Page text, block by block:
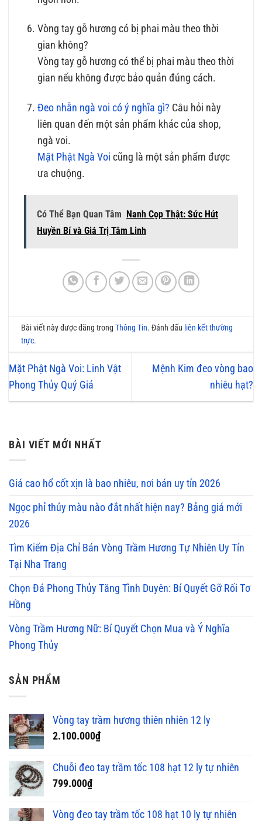
Vòng tay gỗ hương có bị phai màu theo thời
gian không?
Vòng tay gỗ hương có thể bị phai màu theo thời
gian nếu không được bảo quản đúng cách.
Đeo nhẫn ngà voi có ý nghĩa gì? Câu hỏi này
liên quan đến một sản phẩm khác của shop,
ngà voi.
Mặt Phật Ngà Voi cũng là một sản phẩm được
ưa chuộng.
Có Thể Bạn Quan Tâm Nanh Cọp Thật: Sức Hút
Huyền Bí và Giá Trị Tâm Linh
Bài viết này được đăng trongThông Tin. Đánh dấu liên kết thường
trực.
Mặt Phật Ngà Voi: Linh Vật
Phong Thủy Quý Giá
Mệnh Kim đeo vòng bao
nhiêu hạt?
BÀI VIẾT MỚI NHẤT
Giá cao hổ cốt xịn là bao nhiêu, nơi bán uy tín 2026
Ngọc phỉ thúy màu nào đắt nhất hiện nay? Bảng giá mới
2026
Tìm Kiếm Địa Chỉ Bán Vòng Trầm Hương Tự Nhiên Uy Tín
Tại Nha Trang
Chọn Đá Phong Thủy Tăng Tình Duyên: Bí Quyết Gỡ Rối Tơ
Hồng
Vòng Trầm Hương Nữ: Bí Quyết Chọn Mua và Ý Nghĩa
Phong Thủy
SẢN PHẨM
Vòng tay trầm hương thiên nhiên 12 ly
2.100.000₫
Chuỗi đeo tay trầm tốc 108 hạt 12 ly tự nhiên
799.000₫
Vòng đeo tay trầm tốc 108 hạt 10 ly tự nhiên